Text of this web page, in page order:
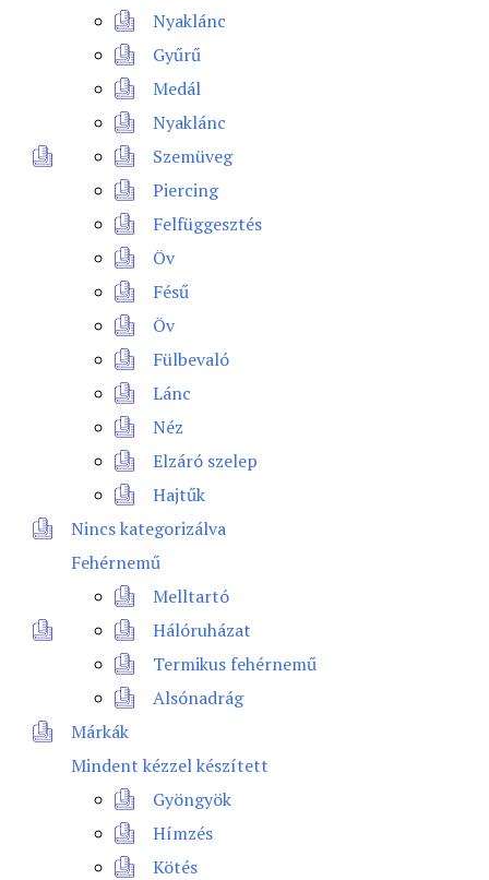
Nyaklánc
Gyűrű
Medál
Nyaklánc
Szemüveg
Piercing
Felfüggesztés
Öv
Fésű
Öv
Fülbevaló
Lánc
Néz
Elzáró szelep
Hajtűk
Nincs kategorizálva
Fehérnemű
Melltartó
Hálóruházat
Termikus fehérnemű
Alsónadrág
Márkák
Mindent kézzel készített
Gyöngyök
Hímzés
Kötés